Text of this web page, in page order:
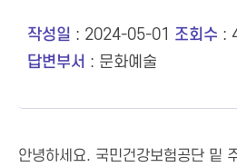
작성일 : 2024-05-01 조회수 :
답변부서 : 문화예술
안녕하세요. 국민건강보험공단 밑